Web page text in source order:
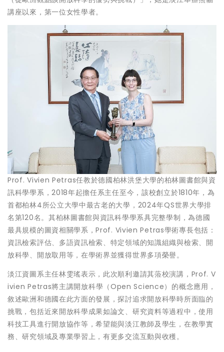
講座以來，第一位女性學者。
Prof. Vivien Petras任教於德國柏林洪堡大學的柏林圖書館與資
訊科學學系，2018年起擔任系主任至今，該校創立於1810年，為
首都柏林4所公立大學中最古老的大學，2024年QS世界大學排
名第120名。其柏林圖書館與資訊科學學系具完整學制，為德國
最具規模的圖資相關學系，Prof. Vivien Petras學術專長包括：
資訊檢索評估、多語資訊檢索、特定領域的知識組織與檢索、開
放科學、開放取用等，在學術界並獲得世界多項榮譽。
淡江資圖系主任林雯瑤表示，此次順利邀請其蒞校演講，Prof. V
ivien Petras將主講開放科學（Open Science）的概念應用，
敘述歐洲和德國在此方面的發展，探討追求開放科學時所面臨的
挑戰，包括近來開放科學成果如論文、研究資料等過程中，使用
科技工具進行開放協作等，希望能與淡江教師及學生，在教學實
務、研究領域及專業學習上，有更多交流互動與收穫。